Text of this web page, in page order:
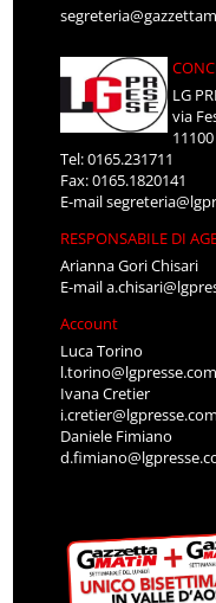
LG
via
Tel: 0165.231711
Fax: 0165.1820141
E-mail
RESPONSABILE DI
Arianna Gori Chisari
E-mail
Account
Luca Torino
l.torino@lgpresse.com
Ivana Cretier
i.cretier@lgpresse.com
Daniele Fimiano